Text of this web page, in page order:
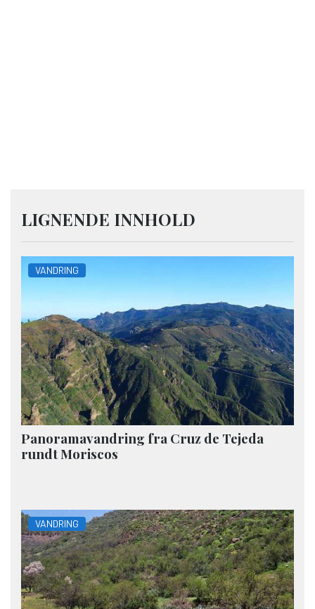
LIGNENDE INNHOLD
VANDRING
Panoramavandring fra Cruz de Tejeda
rundt Moriscos
VANDRING